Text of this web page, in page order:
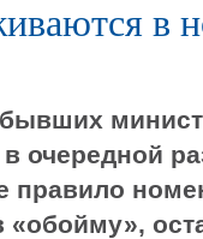
в
в очередной
правило